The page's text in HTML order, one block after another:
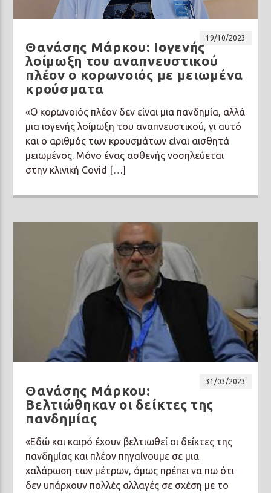
19/10/2023
Θανάσης Μάρκου: Ιογενής
λοίμωξη του αναπνευστικού
πλέον ο κορωνοιός με μειωμένα
κρούσματα
«Ο κορωνοιός πλέον δεν είναι μια πανδημία, αλλά
μια ιογενής λοίμωξη του αναπνευστικού, γι αυτό
και ο αριθμός των κρουσμάτων είναι αισθητά
μειωμένος. Μόνο ένας ασθενής νοσηλεύεται
στην κλινική Covid […]
31/03/2023
Θανάσης Μάρκου:
Βελτιώθηκαν οι δείκτες της
πανδημίας
«Εδώ και καιρό έχουν βελτιωθεί οι δείκτες της
πανδημίας και πλέον πηγαίνουμε σε μια
χαλάρωση των μέτρων, όμως πρέπει να πω ότι
δεν υπάρχουν πολλές αλλαγές σε σχέση με το